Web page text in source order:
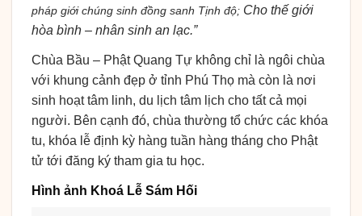
pháp giới chúng sinh đồng sanh Tịnh độ; Cho thế giới
hòa bình – nhân sinh an lạc.”
Chùa Bầu – Phật Quang Tự không chỉ là ngôi chùa
với khung cảnh đẹp ở tỉnh Phú Thọ mà còn là nơi
sinh hoạt tâm linh, du lịch tâm lịch cho tất cả mọi
người. Bên cạnh đó, chùa thường tổ chức các khóa
tu, khóa lễ định kỳ hàng tuần hàng tháng cho Phật
tử tới đăng ký tham gia tu học.
Hình ảnh Khoá Lễ Sám Hối